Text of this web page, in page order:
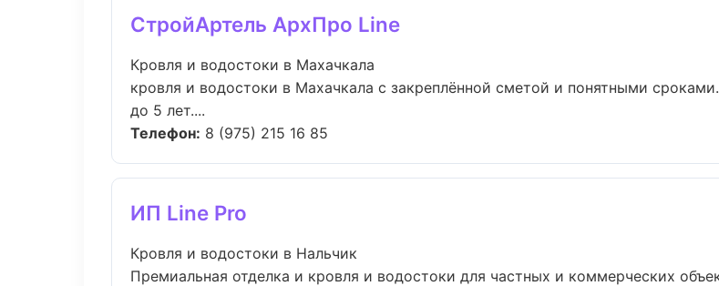
СтройАртель АрхПро Line
Кровля и водостоки в Махачкала
кровля и водостоки в Махачкала с закреплённой сметой и понятными
до 5 лет....
Телефон: 8 (975) 215 16 85
ИП Line Pro
Кровля и водостоки в Нальчик
Премиальная отделка и кровля и водостоки для частных и коммерческих